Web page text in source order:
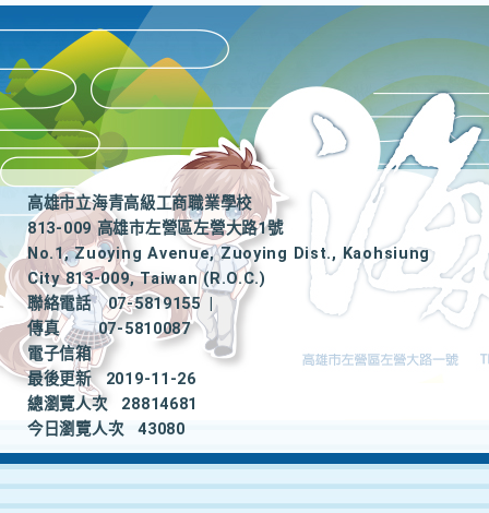
高雄市立海青高級工商職業學校
813-009 高雄市左營區左營大路1號
No.1, Zuoying Avenue, Zuoying Dist., Kaohsiung
City 813-009, Taiwan (R.O.C.)
聯絡電話
07-5819155
|
傳真
07-5810087
電子信箱
最後更新
2019-11-26
總瀏覽人次
28814681
今日瀏覽人次
43080